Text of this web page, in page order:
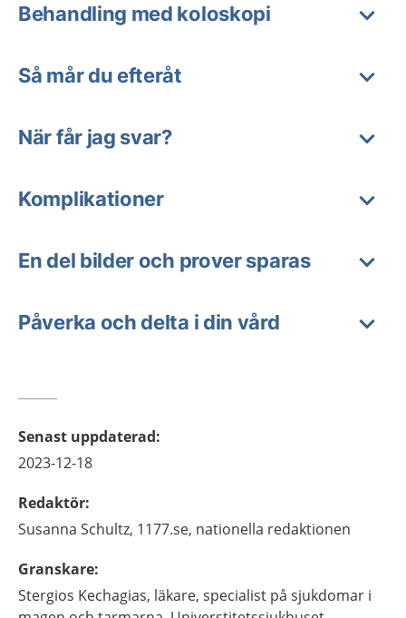
Behandling med koloskopi
Så mår du efteråt
När får jag svar?
Komplikationer
En del bilder och prover sparas
Påverka och delta i din vård
Senast uppdaterad:
2023-12-18
Redaktör:
Susanna Schultz, 1177.se, nationella redaktionen
Granskare:
Stergios Kechagias, läkare, specialist på sjukdomar i